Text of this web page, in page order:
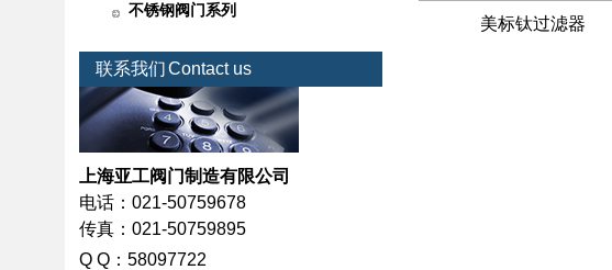
美标钛过滤器
不锈钢阀门系列
联系我们Contact us
上海亚工阀门制造有限公司
电话：021-50759678
传真：021-50759895
Q Q：58097722